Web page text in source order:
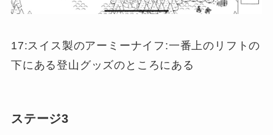
17:スイス製のアーミーナイフ:一番上のリフトの
下にある登山グッズのところにある
ステージ3